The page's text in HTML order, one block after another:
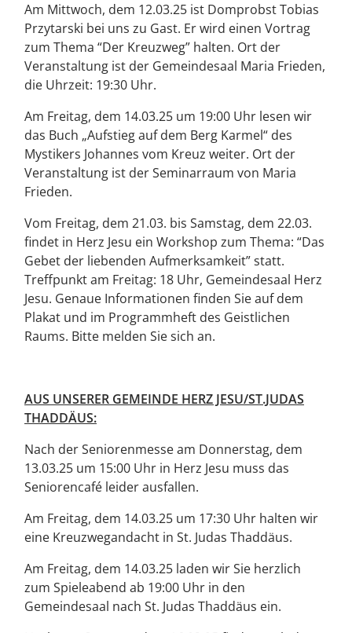
Am Mittwoch, dem 12.03.25 ist Domprobst Tobias
Przytarski bei uns zu Gast. Er wird einen Vortrag
zum Thema “Der Kreuzweg” halten. Ort der
Veranstaltung ist der Gemeindesaal Maria Frieden,
die Uhrzeit: 19:30 Uhr.
Am Freitag, dem 14.03.25 um 19:00 Uhr lesen wir
das Buch „Aufstieg auf dem Berg Karmel“ des
Mystikers Johannes vom Kreuz weiter. Ort der
Veranstaltung ist der Seminarraum von Maria
Frieden.
Vom Freitag, dem 21.03. bis Samstag, dem 22.03.
findet in Herz Jesu ein Workshop zum Thema: “Das
Gebet der liebenden Aufmerksamkeit” statt.
Treffpunkt am Freitag: 18 Uhr, Gemeindesaal Herz
Jesu. Genaue Informationen finden Sie auf dem
Plakat und im Programmheft des Geistlichen
Raums. Bitte melden Sie sich an.
AUS UNSERER GEMEINDE HERZ JESU/ST.JUDAS
THADDÄUS:
Nach der Seniorenmesse am Donnerstag, dem
13.03.25 um 15:00 Uhr in Herz Jesu muss das
Seniorencafé leider ausfallen.
Am Freitag, dem 14.03.25 um 17:30 Uhr halten wir
eine Kreuzwegandacht in St. Judas Thaddäus.
Am Freitag, dem 14.03.25 laden wir Sie herzlich
zum Spieleabend ab 19:00 Uhr in den
Gemeindesaal nach St. Judas Thaddäus ein.